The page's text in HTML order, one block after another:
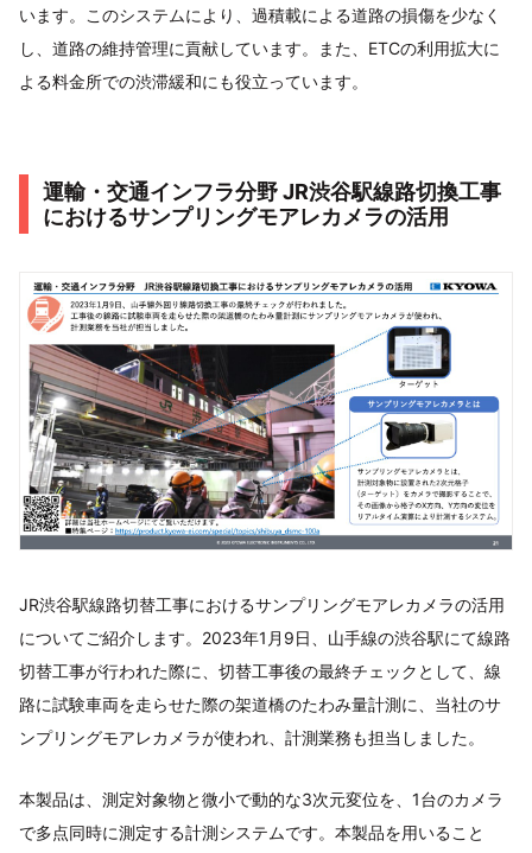
います。このシステムにより、過積載による道路の損傷を少なく
し、道路の維持管理に貢献しています。また、ETCの利用拡大に
よる料金所での渋滞緩和にも役立っています。
運輸・交通インフラ分野 JR渋谷駅線路切換工事
におけるサンプリングモアレカメラの活用
JR渋谷駅線路切替工事におけるサンプリングモアレカメラの活用
についてご紹介します。2023年1月9日、山手線の渋谷駅にて線路
切替工事が行われた際に、切替工事後の最終チェックとして、線
路に試験車両を走らせた際の架道橋のたわみ量計測に、当社のサ
ンプリングモアレカメラが使われ、計測業務も担当しました。
本製品は、測定対象物と微小で動的な3次元変位を、1台のカメラ
で多点同時に測定する計測システムです。本製品を用いること